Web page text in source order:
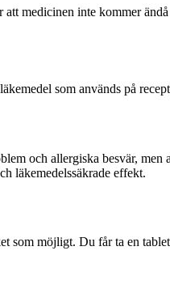
medicinen inte kommer
som används på
och allergiska besvär, men
läkemedelssäkrade effekt.
som möjligt. Du får ta en